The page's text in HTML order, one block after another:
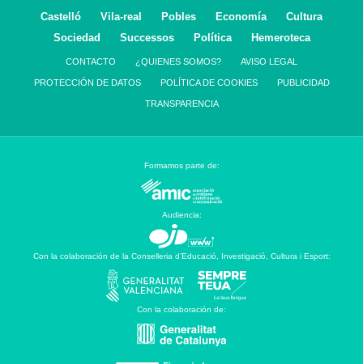
Castelló Vila-real Pobles Economía
Cultura
Sociedad
Successos Política Hemeroteca
CONTACTO ¿QUIENES SOMOS? AVISO LEGAL
PROTECCIÓN DE DATOS POLÍTICA DE COOKIES PUBLICIDAD
TRANSPARENCIA
Formamos parte de:
Audiencia:
Con la colaboración de la Conselleria d’Educació, Investigació, Cultura i Esport:
Con la colaboración de: